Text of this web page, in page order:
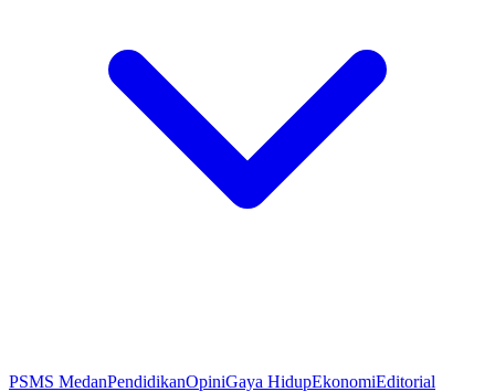
PSMS MedanPendidikanOpiniGaya HidupEkonomiEditorial